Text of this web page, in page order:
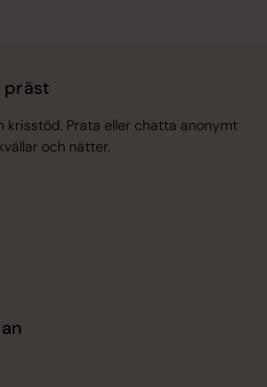
präst
krisstöd. Prata eller chatta anonymt
och nätter.